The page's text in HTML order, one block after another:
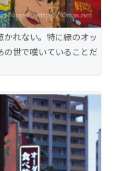
かれない。特に緑のオッ
世で嘆いていることだ